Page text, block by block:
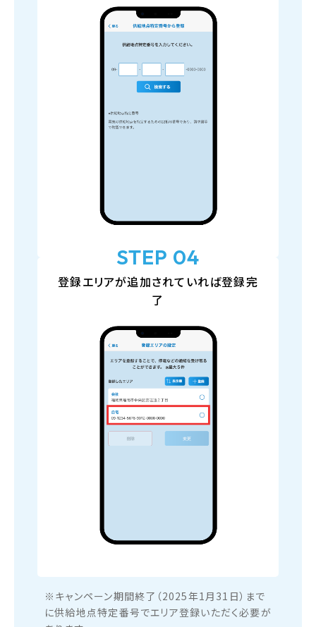
STEP 04
登録エリアが追加されていれば登録完
了
※キャンペーン期間終了（2025年1月31日）まで
に供給地点特定番号でエリア登録いただく必要が